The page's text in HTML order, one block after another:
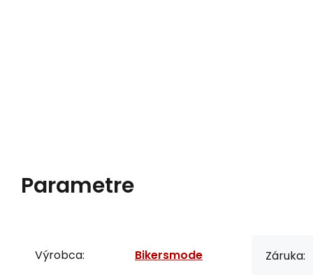
Parametre
Výrobca: Bikersmode Záruka: